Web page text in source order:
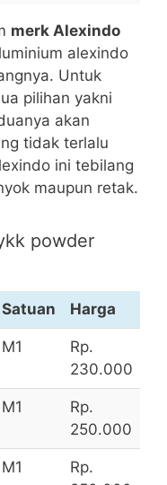
merk Alexindo
alexindo
Untuk
pilihan yakni
akan
tidak terlalu
ini tebilang
maupun retak.
powder
Satuan Harga
M1
Rp.
230.000
M1
Rp.
250.000
M1
Rp.